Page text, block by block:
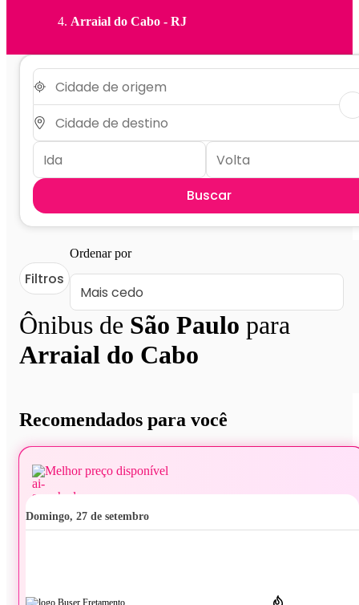
Arraial do Cabo - RJ
Buscar
Ônibus de São Paulo para
Arraial do Cabo
Filtros
Ordenar por
Recomendados para você
Melhor preço disponível
domingo, 27 de setembro